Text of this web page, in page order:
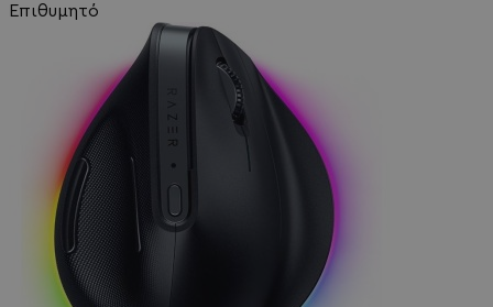
Επιθυμητό